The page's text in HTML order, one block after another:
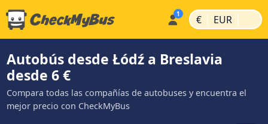
€ | EUR |
Autobús desde Łódź a Breslavia
desde 6 €
Compara todas las compañías de autobuses y encuentra el
mejor precio con CheckMyBus